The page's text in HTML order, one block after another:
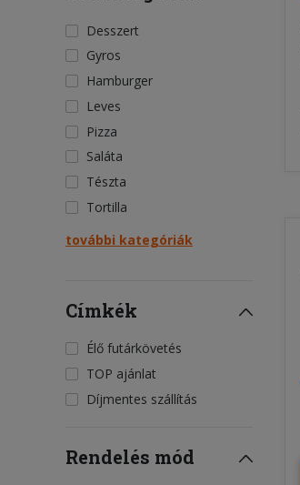
Desszert
Gyros
Hamburger
Leves
Pizza
Saláta
Tészta
Tortilla
további kategóriák
Címkék
Élő futárkövetés
TOP ajánlat
Díjmentes szállítás
Rendelés mód